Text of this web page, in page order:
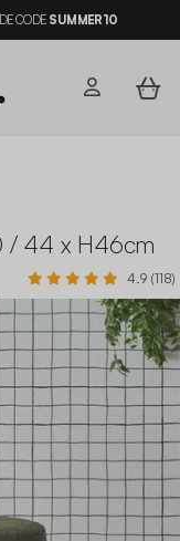
CODE SUMMER10
/ 44 x H46cm
4.9 (118)